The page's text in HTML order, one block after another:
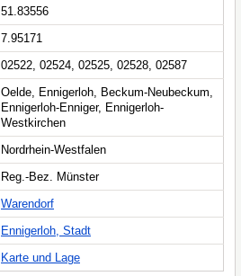
51.83556
7.95171
02522, 02524, 02525, 02528, 02587
Oelde, Ennigerloh, Beckum-Neubeckum,
Ennigerloh-Enniger, Ennigerloh-
Westkirchen
Nordrhein-Westfalen
Reg.-Bez. Münster
Warendorf
Ennigerloh, Stadt
Karte und Lage